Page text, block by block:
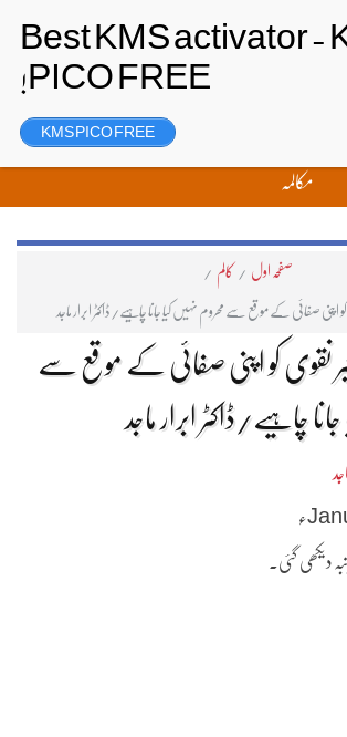
رجسٹر
مکالمہ
صفحہ اول / کالم /
اپنی صفائی کے موقع سے محروم نہیں کیا جانا چاہیے/ڈاکٹر ابرار ماجد
نقوی کو اپنی صفائی کے موقع سے
چاہیے/ڈاکٹر ابرار ماجد
دیکھی گئی۔
KMS PICO FREE